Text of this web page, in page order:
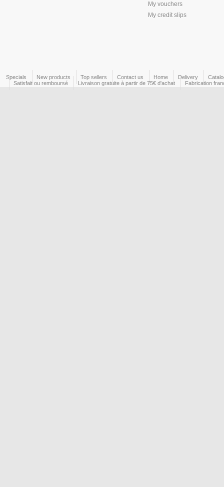
My vouchers
My credit slips
Specials New products Top sellers Contact us Home Delivery
Satisfait ou remboursé
Livraison gratuite à partir de 75€ d'achat Fabrication